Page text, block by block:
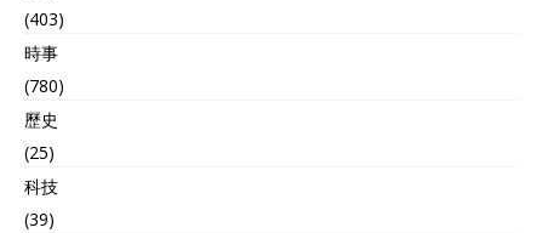
(403)
時事
(780)
歷史
(25)
科技
(39)